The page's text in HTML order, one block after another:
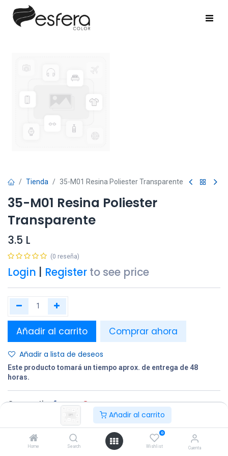
Añadir al carrito
Home Search
0
Wishlist Cuenta
Tienda 35-M01 Resina Poliester Transparente
35-M01 Resina Poliester
Transparente
3.5 L
(0 reseña)
Login Register to see price
Añadir al carrito Comprar ahora
Añadir a lista de deseos
Este producto tomará un tiempo aprox. de entrega de 48
horas.
Compartir
Terminos y condiciones: